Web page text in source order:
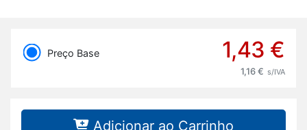
Preço Base 1,43 €
1,16 € s/IVA
Adicionar ao Carrinho